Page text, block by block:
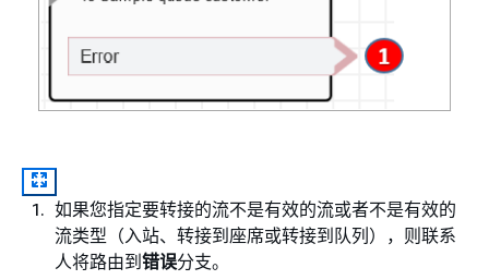
如果您指定要转接的流不是有效的流或者不是有效的
流类型（入站、转接到座席或转接到队列），则联系
人将路由到 错误分支。